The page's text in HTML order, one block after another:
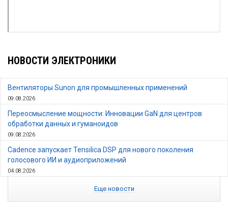
НОВОСТИ ЭЛЕКТРОНИКИ
Вентиляторы Sunon для промышленных применений
09.08.2026
Переосмысление мощности: Инновации GaN для центров
обработки данных и гуманоидов
09.08.2026
Cadence запускает Tensilica DSP для нового поколения
голосового ИИ и аудиоприложений
04.08.2026
Еще новости